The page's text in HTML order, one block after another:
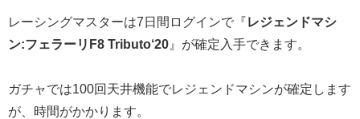
レーシングマスターは7日間ログインで『レジェンドマシ
ン:フェラーリF8 Tributo‘20 』が確定入手できます。
ガチャでは100回天井機能でレジェンドマシンが確定します
が、時間がかかります。